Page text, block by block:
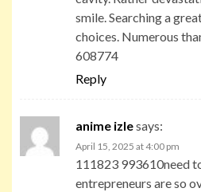
smile. Searching a
choices. Numerous
608774
Reply
anime izlesays:
April 15, 2025 at 4:00 pm
111823 993610need
entrepreneurs are so